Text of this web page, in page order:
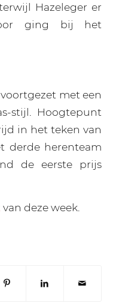
Hazeleger er
ging bij het
met een
stijl. Hoogtepunt
in het teken van
derde herenteam
de eerste prijs
van deze week.